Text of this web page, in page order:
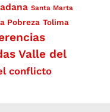
Santa Marta
Pobreza Tolima
Valle del
conflicto